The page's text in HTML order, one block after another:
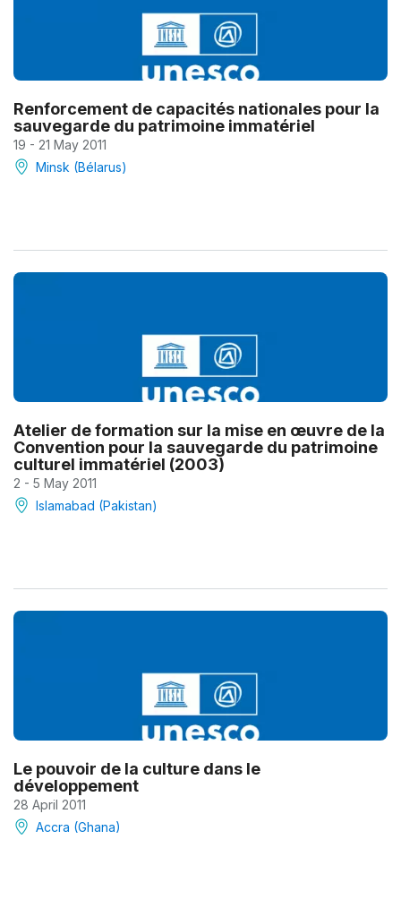
Renforcement de capacités nationales pour la
sauvegarde du patrimoine immatériel
19 - 21 May 2011
Minsk (Bélarus)
Atelier de formation sur la mise en œuvre de la
Convention pour la sauvegarde du patrimoine
culturel immatériel (2003)
2 - 5 May 2011
Islamabad (Pakistan)
Le pouvoir de la culture dans le
développement
28 April 2011
Accra (Ghana)